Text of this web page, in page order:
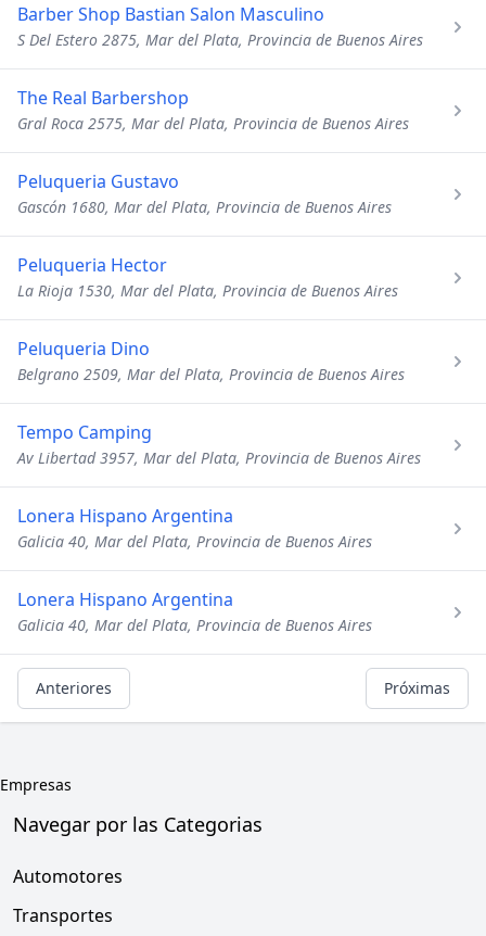
Barber Shop Bastian Salon Masculino
S Del Estero 2875, Mar del Plata, Provincia de Buenos Aires
The Real Barbershop
Gral Roca 2575, Mar del Plata, Provincia de Buenos Aires
Peluqueria Gustavo
Gascón 1680, Mar del Plata, Provincia de Buenos Aires
Peluqueria Hector
La Rioja 1530, Mar del Plata, Provincia de Buenos Aires
Peluqueria Dino
Belgrano 2509, Mar del Plata, Provincia de Buenos Aires
Tempo Camping
Av Libertad 3957, Mar del Plata, Provincia de Buenos Aires
Lonera Hispano Argentina
Galicia 40, Mar del Plata, Provincia de Buenos Aires
Lonera Hispano Argentina
Galicia 40, Mar del Plata, Provincia de Buenos Aires
Anteriores Próximas
Empresas
Navegar por las Categorias
Automotores
Transportes